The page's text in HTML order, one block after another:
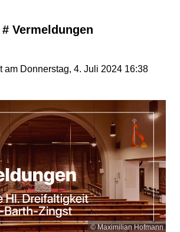
# Vermeldungen
am Donnerstag, 4. Juli 2024 16:38
© Maximilian Hofmann